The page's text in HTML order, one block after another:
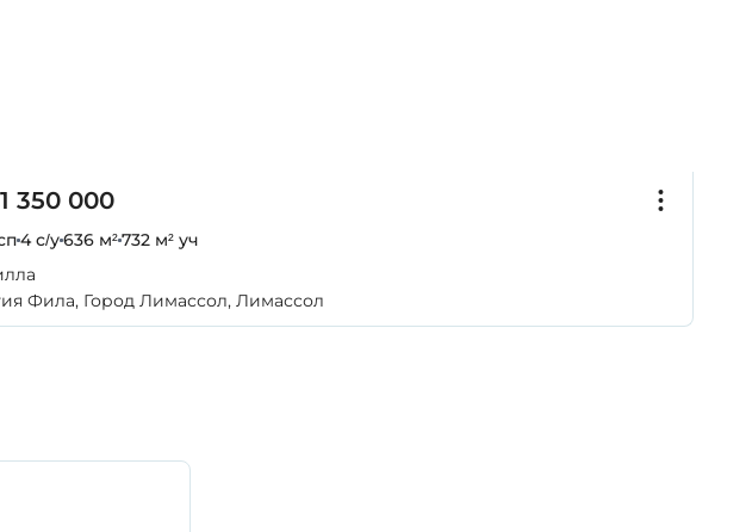
350 000
4 с/у636 м²732 м² уч
Фила, Город Лимассол, Лимассол